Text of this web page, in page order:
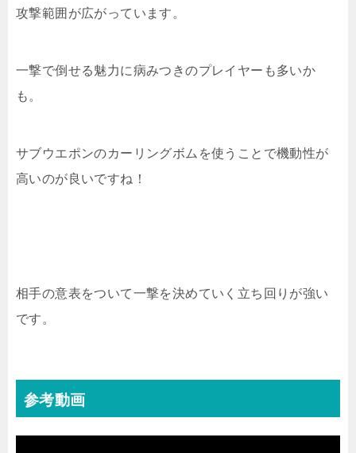
攻撃範囲が広がっています。
一撃で倒せる魅力に病みつきのプレイヤーも多いか
も。
サブウエポンのカーリングボムを使うことで機動性が
高いのが良いですね！
相手の意表をついて一撃を決めていく立ち回りが強い
です。
参考動画